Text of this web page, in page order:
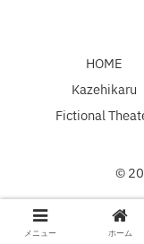
HOME
Kazehikaru
Fictional
©
メニュー ホーム